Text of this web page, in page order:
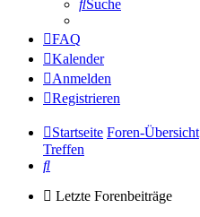
Suche
FAQ
Kalender
Anmelden
Registrieren
Startseite Foren-Übersicht
Treffen
Suche
Letzte Forenbeiträge